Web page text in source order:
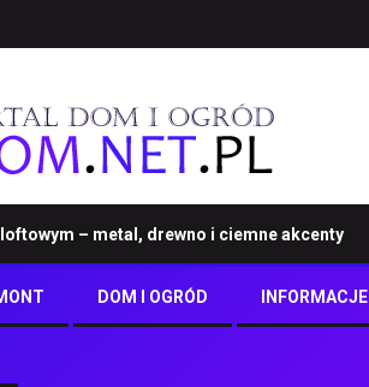
– metal, drewno i ciemne akcenty
DOM I OGRÓD INFORMACJE